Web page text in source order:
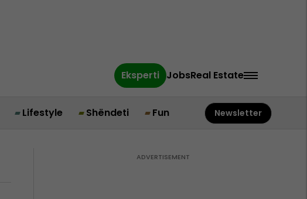
Eksperti JobsReal Estate
Lifestyle Shëndeti Fun Newsletter